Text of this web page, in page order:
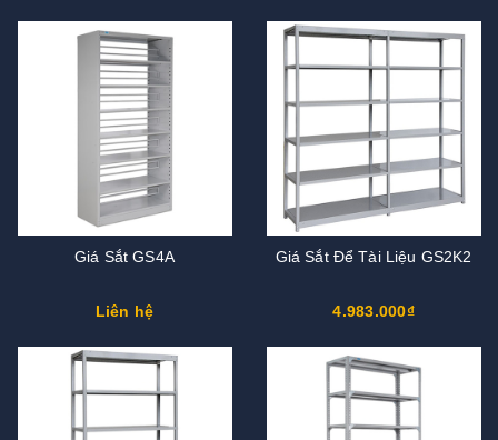
Giá Sắt GS4A
Liên hệ
Giá Sắt Để Tài Liệu GS2K2
4.983.000₫